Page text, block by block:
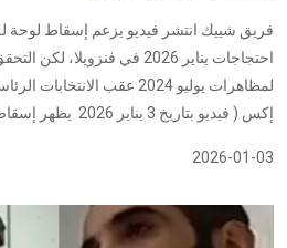
فريق شييك انتشر فيديو يزعم إسقاط لوحة
احتجاجات يناير 2026 في
لمظاهرات يوليو 2024 عقب
إكس ( فيديو بتاريخ 3 يناير 2026 يظهر إسقاط لوحة...
2026-01-03